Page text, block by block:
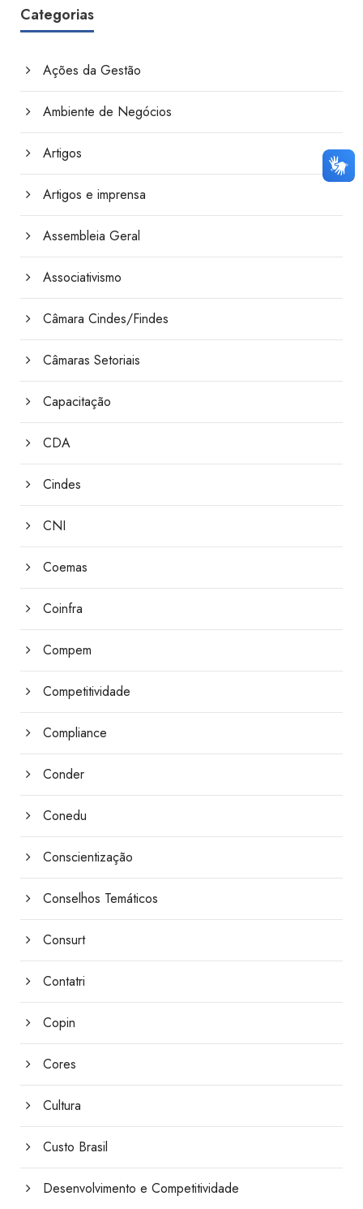
Categorias
Ações da Gestão
Ambiente de Negócios
Artigos
Artigos e imprensa
Assembleia Geral
Associativismo
Câmara Cindes/Findes
Câmaras Setoriais
Capacitação
CDA
Cindes
CNI
Coemas
Coinfra
Compem
Competitividade
Compliance
Conder
Conedu
Conscientização
Conselhos Temáticos
Consurt
Contatri
Copin
Cores
Cultura
Custo Brasil
Desenvolvimento e Competitividade